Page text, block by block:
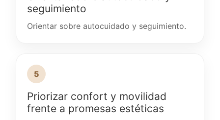
seguimiento
Orientar sobre autocuidado y seguimiento.
5
Priorizar confort y movilidad
frente a promesas estéticas